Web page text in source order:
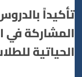
تأكيداً
المشاركة في
الحياتية